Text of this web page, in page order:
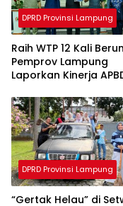
DPRD Provinsi Lampung
Raih WTP 12 Kali
Pemprov Lampung
Laporkan Kinerja
DPRD Provinsi Lampung
“Gertak Helau” di